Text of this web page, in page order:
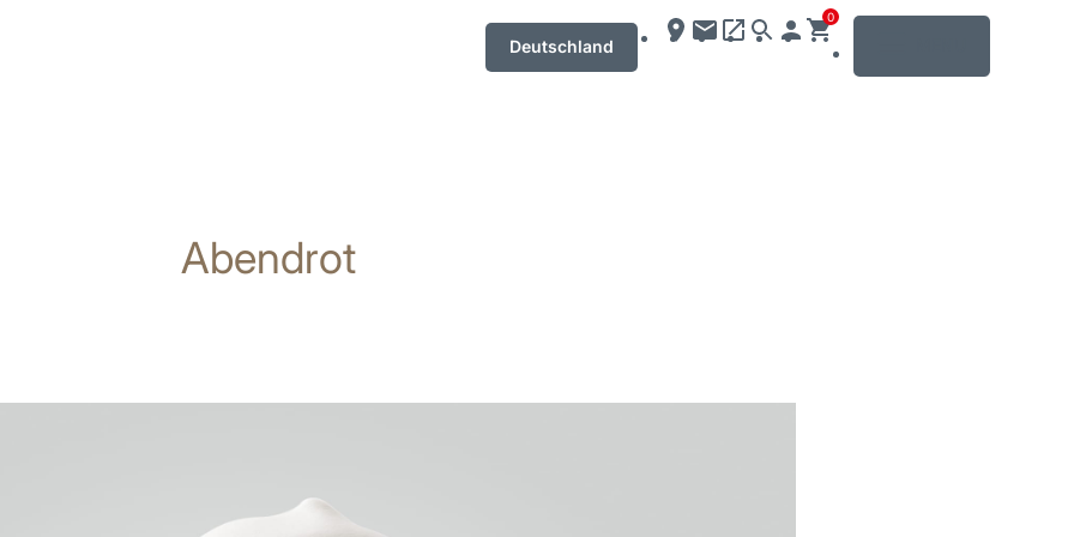
Deutschland
0
Abendrot